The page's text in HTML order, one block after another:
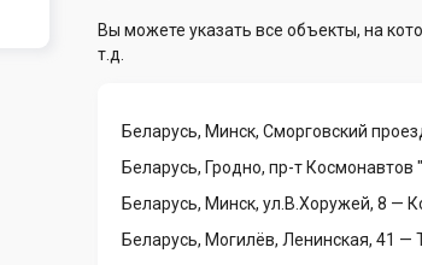
Вы можете указать все объекты, на
т.д.
Беларусь, Минск, Сморговский
Беларусь, Гродно, пр-т Космонавтов
Беларусь, Минск, ул.В.Хоружей, 8 —
Беларусь, Могилёв, Ленинская, 41 —